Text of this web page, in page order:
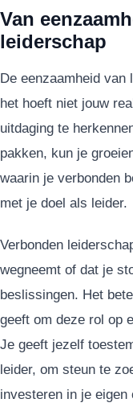
Van
leiderschap
De eenzaamheid
het hoeft niet jouw
uitdaging te
pakken, kun je
waarin je verbonden
met je doel als leider.
Verbonden
wegneemt of dat je
beslissingen. Het
geeft om deze rol op
Je geeft jezelf
leider, om steun te
investeren in je